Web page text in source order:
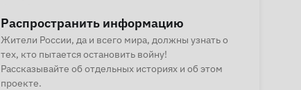
Распространить информацию
Жители России, да и всего мира, должны узнать о
тех, кто пытается остановить войну!
Рассказывайте об отдельных историях и об этом
проекте.